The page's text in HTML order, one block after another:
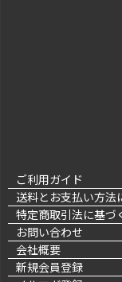
ご利用ガイド
送料とお支払い方法
特定商取引法に基づ
お問い合わせ
会社概要
新規会員登録